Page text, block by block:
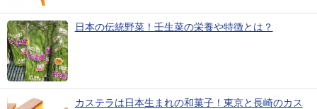
日本の伝統野菜！壬生菜の栄養や特徴とは？
カステラは日本生まれの和菓子！東京と長崎のカス